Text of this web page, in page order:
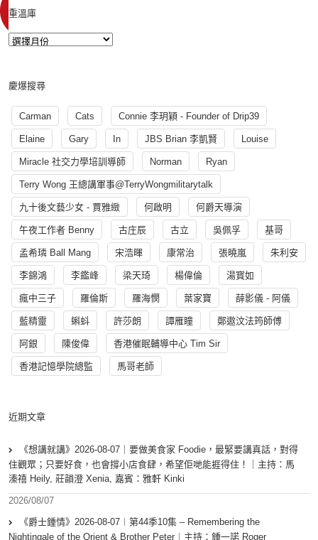
重溫庫
慶爆搜尋
Carman Cats Connie 李玥穎 - Founder of Drip39
Elaine Gary In JBS Brian 李凱賢 Louise
Miracle 社交力學培訓導師 Norman Ryan
Terry Wong 王總講軍事@TerryWongmilitarytalk
九十後文藝少女 - 賈雅緻 何啟明 何爵天導演
午夜工作者 Benny 古庄辰 古立 吳佩孚 基哥
孟希璘 Ball Mang 宋浩暉 康常治 張曉嵐 朱利安
李錦鴻 李鑑峰 梁天琦 楊偉倫 湯寳如
瘋中三子 羅倫斯 羅海憫 葉家寶 薛影儀 - 阿儀
藍精靈 蝌蚪 許莎朗 譚雁瞳 鄭遨汶法筠師傅
阿銀 陳俊偉 香港催眠輔導中心 Tim Sir
香港記憶學院總監 馬哥老師
近期文章
《想講就講》2026-08-07｜要做美食家 Foodie，最緊要講真話，對得
住觀眾；只要好食，也會撐小店食肆，希望佢哋能捱得住！｜主持：馬
溱禧 Heily, 莊韻澄 Xenia, 嘉賓：雅軒 Kinki
2026/08/07
《爵士鍾情》2026-08-07︱第44季10集 – Remembering the
Nightingale of the Orient & Brother Peter︱主持：鍾一諾 Roger